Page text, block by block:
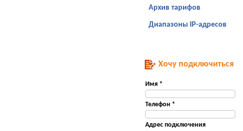
Архив тарифов
Диапазоны IP-адресов
Хочу подключиться
Имя *
Телефон *
Адрес подключения